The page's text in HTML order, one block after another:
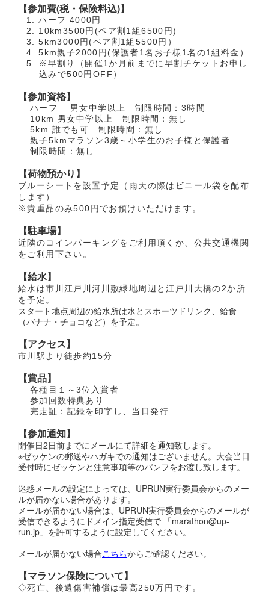
【参加費(税・保険料込)】
ハーフ 4000円
10km3500円(ペア割1組6500円)
5km3000円(ペア割1組5500円）
5km親子2000円(保護者1名お子様1名の1組料金）
※早割り（開催1か月前までに早割チケットお申し
込みで500円OFF）
【参加資格】
ハーフ 男女中学以上 制限時間：3時間
10km 男女中学以上 制限時間：無し
5km 誰でも可 制限時間：無し
親子5kmマラソン3歳～小学生のお子様と保護者
制限時間：無し
【荷物預かり】
ブルーシートを設置予定（雨天の際はビニール袋を配布
します）
※貴重品のみ500円でお預けいただけます。
【駐車場】
近隣のコインパーキングをご利用頂くか、公共交通機関
をご利用下さい。
【給水】
給水は市川江戸川河川敷緑地周辺と江戸川大橋の2か所
を予定。
スタート地点周辺の給水所は水とスポーツドリンク、給食
（バナナ・チョコなど）を予定。
【アクセス】
市川駅より徒歩約15分
【賞品】
各種目１～3位入賞者
参加回数特典あり
完走証：記録を印字し、当日発行
【参加通知】
開催日2日前までにメールにて詳細を通知致します。
※ゼッケンの郵送やハガキでの通知はございません。大会当日
受付時にゼッケンと注意事項等のパンフをお渡し致します。
迷惑メールの設定によっては、UPRUN実行委員会からのメー
ルが届かない場合があります。
メールが届かない場合は、UPRUN実行委員会からのメールが
受信できるようにドメイン指定受信で 「marathon@up-
run.jp」を許可するように設定してください。
メールが届かない場合こちらからご確認ください。
【マラソン保険について】
◇死亡、後遺傷害補償は最高250万円です。